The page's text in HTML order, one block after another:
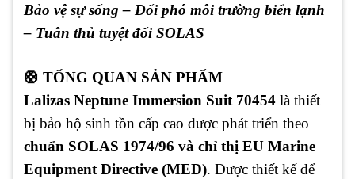
Bảo vệ sự sống – Đối phó môi trường biển lạnh
– Tuân thủ tuyệt đối SOLAS
🛟 TỔNG QUAN SẢN PHẨM
Lalizas Neptune Immersion Suit 70454 là thiết
bị bảo hộ sinh tồn cấp cao được phát triển theo
chuẩn SOLAS 1974/96 và chỉ thị EU Marine
Equipment Directive (MED). Được thiết kế để